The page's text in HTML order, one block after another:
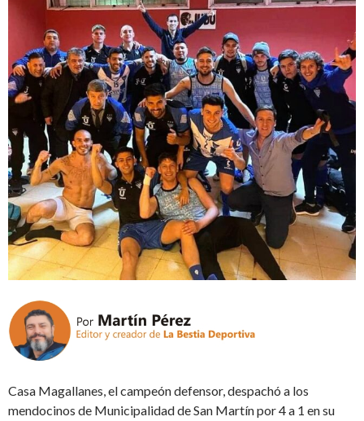
Casa Magallanes, el campeón defensor, despachó a los
mendocinos de Municipalidad de San Martín por 4 a 1 en su